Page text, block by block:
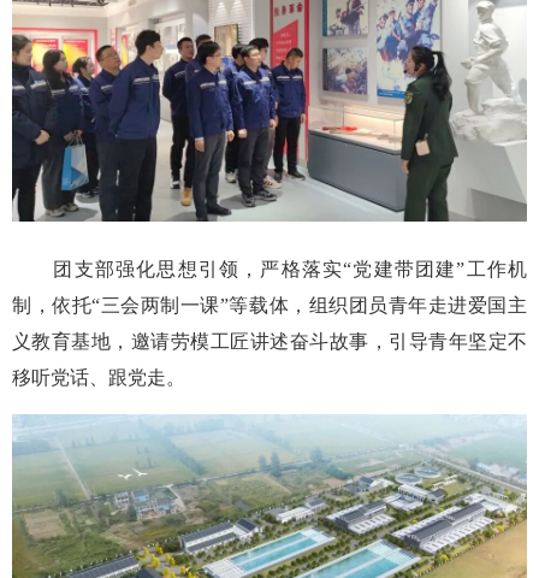
团支部强化思想引领，严格落实“党建带团建”工作机
制，依托“三会两制一课”等载体，组织团员青年走进爱国主
义教育基地，邀请劳模工匠讲述奋斗故事，引导青年坚定不
移听党话、跟党走。